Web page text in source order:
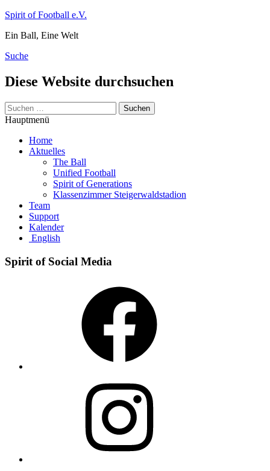
Zum
springen
Spirit of Football e.V.
Ein Ball, Eine Welt
Suche
Diese Website durchsuchen
Suchen
nach:
Hauptmenü
Home
Aktuelles
The Ball
Unified Football
Spirit of Generations
Klassenzimmer Steigerwaldstadion
Team
Support
Kalender
English
Spirit of Social Media